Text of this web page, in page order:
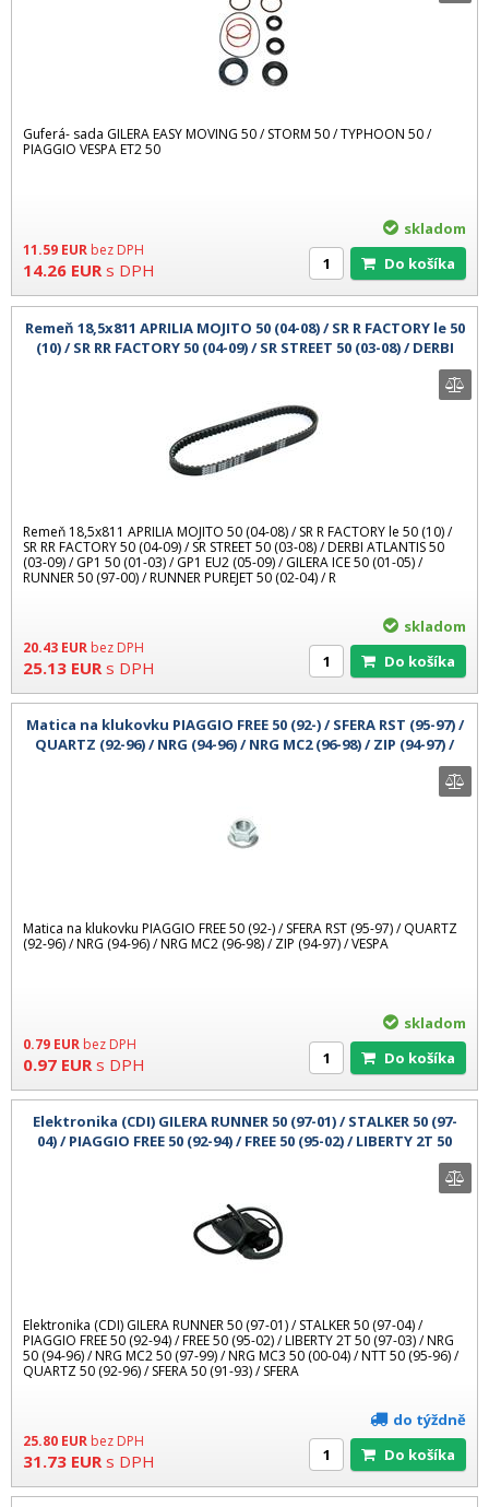
Guferá- sada GILERA EASY MOVING 50 / STORM 50 / TYPHOON 50 /
PIAGGIO VESPA ET2 50
11.59 EUR bez DPH
14.26 EUR s DPH
skladom
Do košíka
Remeň 18,5x811 APRILIA MOJITO 50 (04-08) / SR R FACTORY le 50
(10) / SR RR FACTORY 50 (04-09) / SR STREET 50 (03-08) / DERBI
Remeň 18,5x811 APRILIA MOJITO 50 (04-08) / SR R FACTORY le 50 (10) /
SR RR FACTORY 50 (04-09) / SR STREET 50 (03-08) / DERBI ATLANTIS 50
(03-09) / GP1 50 (01-03) / GP1 EU2 (05-09) / GILERA ICE 50 (01-05) /
RUNNER 50 (97-00) / RUNNER PUREJET 50 (02-04) / R
20.43 EUR bez DPH
25.13 EUR s DPH
skladom
Do košíka
Matica na klukovku PIAGGIO FREE 50 (92-) / SFERA RST (95-97) /
QUARTZ (92-96) / NRG (94-96) / NRG MC2 (96-98) / ZIP (94-97) /
Matica na klukovku PIAGGIO FREE 50 (92-) / SFERA RST (95-97) / QUARTZ
(92-96) / NRG (94-96) / NRG MC2 (96-98) / ZIP (94-97) / VESPA
0.79 EUR bez DPH
0.97 EUR s DPH
skladom
Do košíka
Elektronika (CDI) GILERA RUNNER 50 (97-01) / STALKER 50 (97-
04) / PIAGGIO FREE 50 (92-94) / FREE 50 (95-02) / LIBERTY 2T 50
Elektronika (CDI) GILERA RUNNER 50 (97-01) / STALKER 50 (97-04) /
PIAGGIO FREE 50 (92-94) / FREE 50 (95-02) / LIBERTY 2T 50 (97-03) / NRG
50 (94-96) / NRG MC2 50 (97-99) / NRG MC3 50 (00-04) / NTT 50 (95-96) /
QUARTZ 50 (92-96) / SFERA 50 (91-93) / SFERA
25.80 EUR bez DPH
31.73 EUR s DPH
do týždně
Do košíka